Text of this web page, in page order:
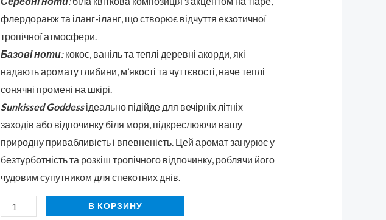
флердоранж та іланг-іланг, що створює відчуття екзотичної
тропічної атмосфери.
Базові ноти:кокос, ваніль та теплі деревні акорди, які
надають аромату глибини, м’якості та чуттєвості, наче теплі
сонячні промені на шкірі.
Sunkissed Goddessідеально підійде для вечірніх літніх
заходів або відпочинку біля моря, підкреслюючи вашу
природну привабливість і впевненість. Цей аромат занурює у
безтурботність та розкіш тропічного відпочинку, роблячи його
чудовим супутником для спекотних днів.
В КОРЗИНУ